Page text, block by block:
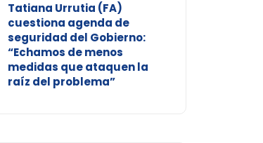
Tatiana Urrutia (FA)
cuestiona agenda de
seguridad del Gobierno:
“Echamos de menos
medidas que ataquen la
raíz del problema”